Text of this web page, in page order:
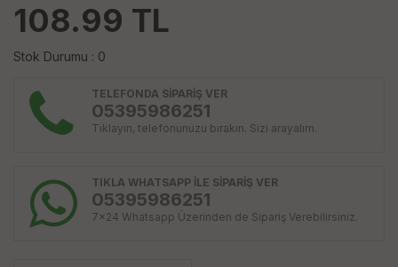
108.99 TL
Stok Durumu : 0
TELEFONDA SİPARİŞ VER
05395986251
Tıklayın, telefonunuzu bırakın. Sizi arayalım.
TIKLA WHATSAPP İLE SİPARİŞ VER
05395986251
7x24 Whatsapp Üzerinden de Sipariş Verebilirsiniz.